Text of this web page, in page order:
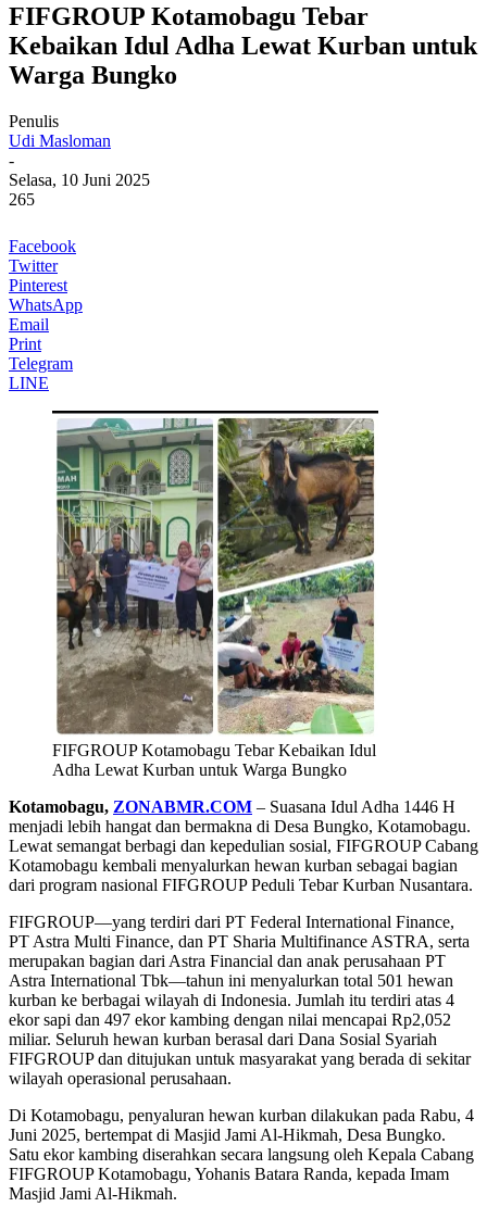
FIFGROUP Kotamobagu Tebar
Kebaikan Idul Adha Lewat Kurban untuk
Warga Bungko
Penulis
Udi Masloman
-
Selasa, 10 Juni 2025
265
Facebook
Twitter
Pinterest
WhatsApp
Email
Print
Telegram
LINE
FIFGROUP Kotamobagu Tebar Kebaikan Idul
Adha Lewat Kurban untuk Warga Bungko
Kotamobagu, ZONABMR.COM – Suasana Idul Adha 1446 H
menjadi lebih hangat dan bermakna di Desa Bungko, Kotamobagu.
Lewat semangat berbagi dan kepedulian sosial, FIFGROUP Cabang
Kotamobagu kembali menyalurkan hewan kurban sebagai bagian
dari program nasional FIFGROUP Peduli Tebar Kurban Nusantara.
FIFGROUP—yang terdiri dari PT Federal International Finance,
PT Astra Multi Finance, dan PT Sharia Multifinance ASTRA, serta
merupakan bagian dari Astra Financial dan anak perusahaan PT
Astra International Tbk—tahun ini menyalurkan total 501 hewan
kurban ke berbagai wilayah di Indonesia. Jumlah itu terdiri atas 4
ekor sapi dan 497 ekor kambing dengan nilai mencapai Rp2,052
miliar. Seluruh hewan kurban berasal dari Dana Sosial Syariah
FIFGROUP dan ditujukan untuk masyarakat yang berada di sekitar
wilayah operasional perusahaan.
Di Kotamobagu, penyaluran hewan kurban dilakukan pada Rabu, 4
Juni 2025, bertempat di Masjid Jami Al-Hikmah, Desa Bungko.
Satu ekor kambing diserahkan secara langsung oleh Kepala Cabang
FIFGROUP Kotamobagu, Yohanis Batara Randa, kepada Imam
Masjid Jami Al-Hikmah.